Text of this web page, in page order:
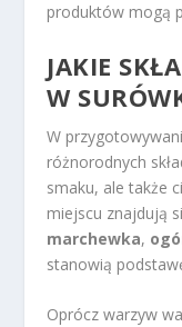
produktów mogą
JAKIE
W
W
różnorodnych
smaku, ale także
miejscu znajdują
marchewka,
stanowią
Oprócz warzyw